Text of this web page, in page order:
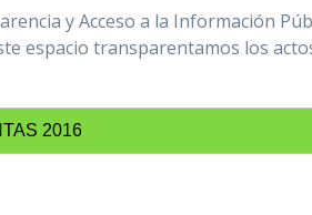
y Acceso a la Información
espacio transparentamos los
2016